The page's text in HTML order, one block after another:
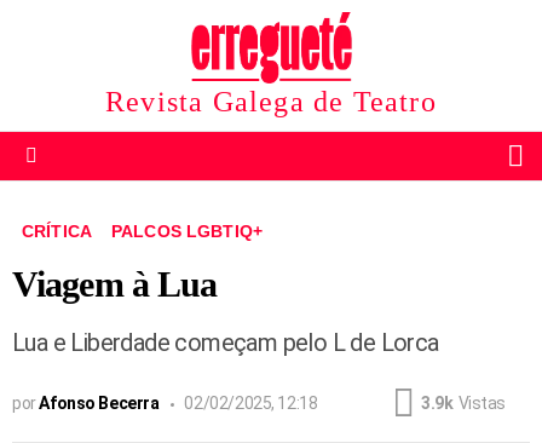
Revista Galega de Teatro
CRÍTICA PALCOS LGBTIQ+
Viagem à Lua
Lua e Liberdade começam pelo L de Lorca
porAfonso Becerra 02/02/2025, 12:18 3.9k Vistas